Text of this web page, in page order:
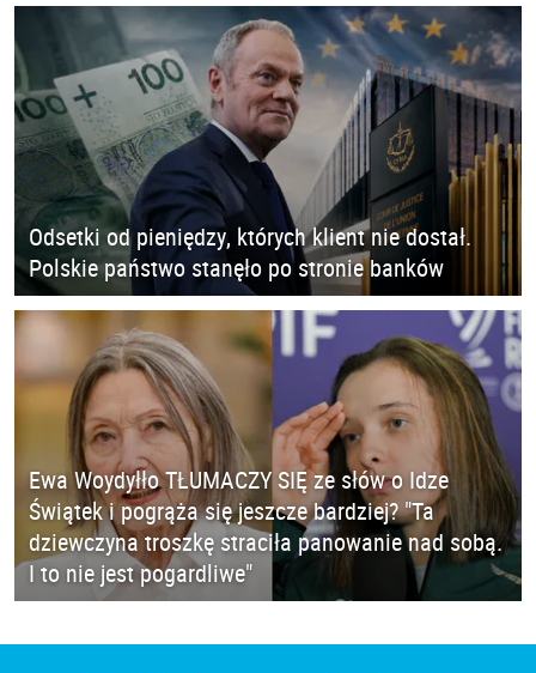
Odsetki od pieniędzy, których klient nie dostał.
Polskie państwo stanęło po stronie banków
Ewa Woydyłło TŁUMACZY SIĘ ze słów o Idze
Świątek i pogrąża się jeszcze bardziej? "Ta
dziewczyna troszkę straciła panowanie nad sobą.
I to nie jest pogardliwe"